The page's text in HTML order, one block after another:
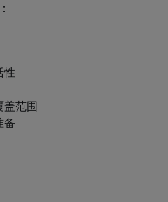
性
盖范围
备